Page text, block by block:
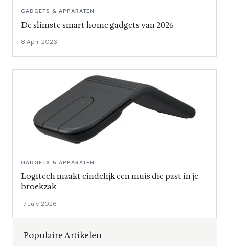
GADGETS & APPARATEN
De slimste smart home gadgets van 2026
8 April 2026
GADGETS & APPARATEN
Logitech maakt eindelijk een muis die past in je
broekzak
17 July 2026
Populaire Artikelen